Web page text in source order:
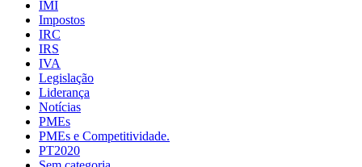
IMI
Impostos
IRC
IRS
IVA
Legislação
Liderança
Notícias
PMEs
PMEs e Competitividade.
PT2020